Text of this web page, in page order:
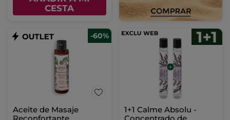
CESTA
-60%
Aceite de Masaje
1+1 Calme Absolu -